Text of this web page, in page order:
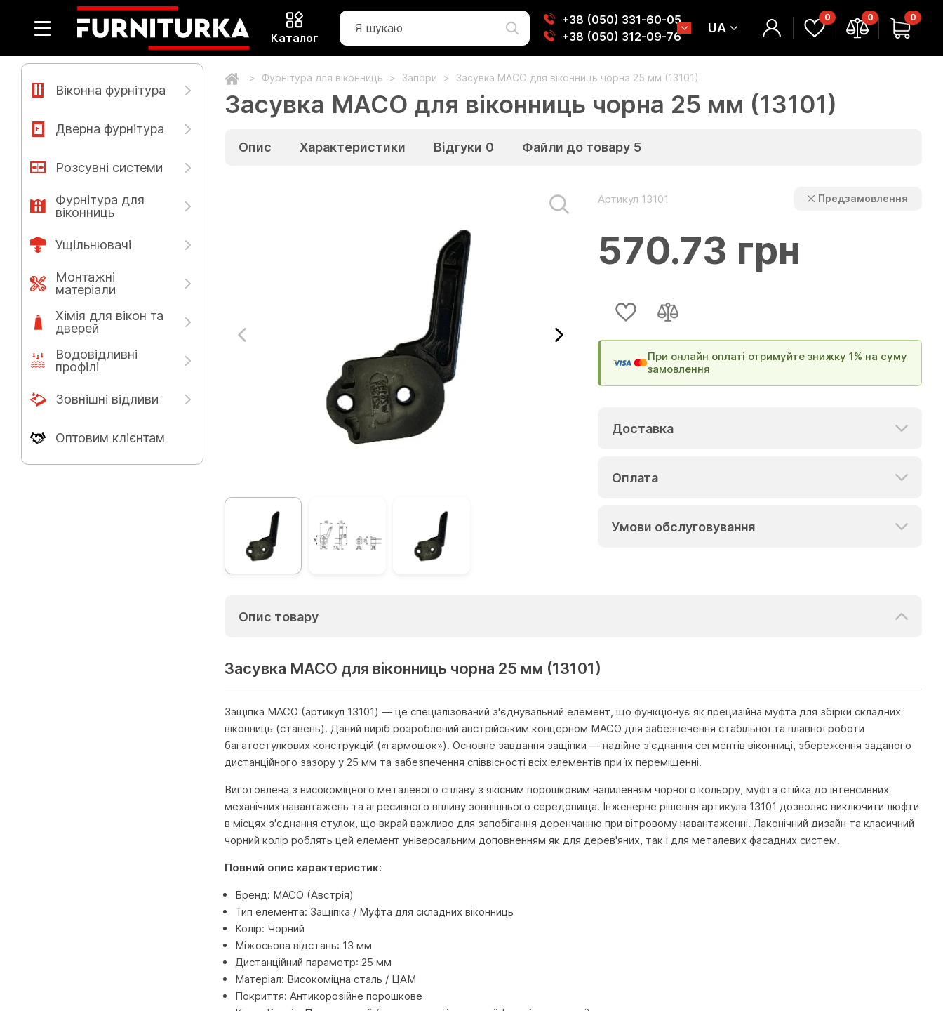
Каталог
+38 (050) 331-60-05
+38 (050) 312-09-76
UA
0 0 0
Віконна фурнітура
Дверна фурнітура
Розсувні системи
Фурнітура для
віконниць
Ущільнювачі
Монтажні
матеріали
Хімія для вікон та
дверей
Водовідливні
профілі
Зовнішні відливи
Оптовим клієнтам
Фурнітура для віконниць Запори Засувка MACO для віконниць чорна 25 мм (13101)
Засувка MACO для віконниць чорна 25 мм (13101)
Опис Характеристики Відгуки 0 Файли до товару 5
Артикул 13101 Предзамовлення
570.73 грн
При онлайн оплаті отримуйте знижку 1% на суму
замовлення
Доставка
Оплата
Умови обслуговування
Опис товару
Засувка MACO для віконниць чорна 25 мм (13101)
Защіпка MACO (артикул 13101) — це спеціалізований з'єднувальний елемент, що функціонує як прецизійна муфта для збірки складних
віконниць (ставень). Даний виріб розроблений австрійським концерном MACO для забезпечення стабільної та плавної роботи
багатостулкових конструкцій («гармошок»). Основне завдання защіпки — надійне з'єднання сегментів віконниці, збереження заданого
дистанційного зазору у 25 мм та забезпечення співвісності всіх елементів при їх переміщенні.
Виготовлена з високоміцного металевого сплаву з якісним порошковим напиленням чорного кольору, муфта стійка до інтенсивних
механічних навантажень та агресивного впливу зовнішнього середовища. Інженерне рішення артикула 13101 дозволяє виключити люфти
в місцях з'єднання стулок, що вкрай важливо для запобігання деренчанню при вітровому навантаженні. Лаконічний дизайн та класичний
чорний колір роблять цей елемент універсальним доповненням як для дерев'яних, так і для металевих фасадних систем.
Повний опис характеристик:
Бренд: MACO (Австрія)
Тип елемента: Защіпка / Муфта для складних віконниць
Колір: Чорний
Міжосьова відстань: 13 мм
Дистанційний параметр: 25 мм
Матеріал: Високоміцна сталь / ЦАМ
Покриття: Антикорозійне порошкове